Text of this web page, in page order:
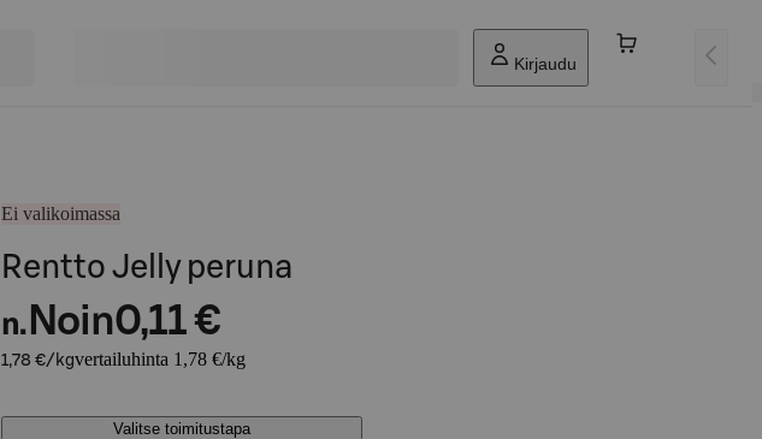
Kirjaudu
Ei valikoimassa
Rentto Jelly peruna
n. Noin0,11 €
1,78 €/kgvertailuhinta 1,78 €/kg
Valitse toimitustapa